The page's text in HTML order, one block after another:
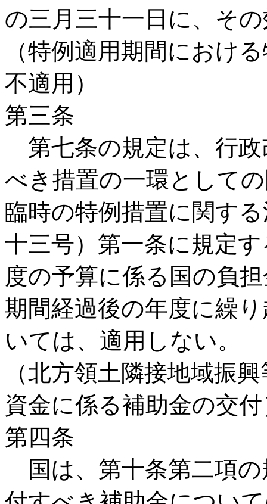
の三月三十一日に、そ
（特例適用期間におけ
不適用）
第三条
第七条の規定は、行
べき措置の一環として
臨時の特例措置に関す
十三号）第一条に規定
度の予算に係る国の負
期間経過後の年度に繰
いては、適用しない。
（北方領土隣接地域振
資金に係る補助金の交
第四条
国は、第十条第二項